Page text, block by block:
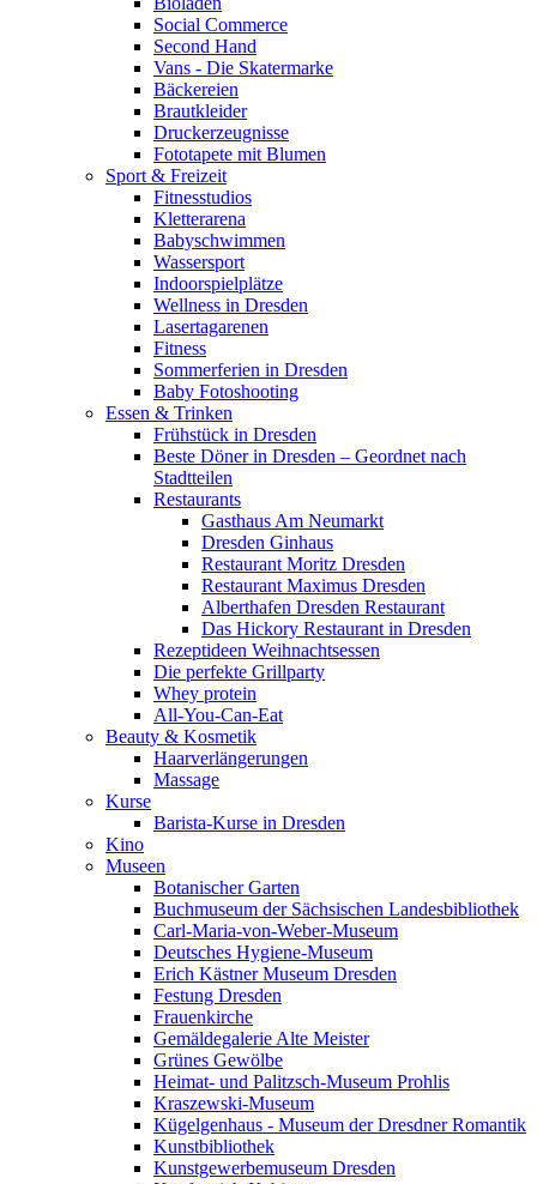
Social Commerce
Second Hand
Vans - Die Skatermarke
Bäckereien
Brautkleider
Druckerzeugnisse
Fototapete mit Blumen
Sport & Freizeit
Fitnesstudios
Kletterarena
Babyschwimmen
Wassersport
Indoorspielplätze
Wellness in Dresden
Lasertagarenen
Fitness
Sommerferien in Dresden
Baby Fotoshooting
Essen & Trinken
Frühstück in Dresden
Beste Döner in Dresden – Geordnet nach
Stadtteilen
Restaurants
Gasthaus Am Neumarkt
Dresden Ginhaus
Restaurant Moritz Dresden
Restaurant Maximus Dresden
Alberthafen Dresden Restaurant
Das Hickory Restaurant in Dresden
Rezeptideen Weihnachtsessen
Die perfekte Grillparty
Whey protein
All-You-Can-Eat
Beauty & Kosmetik
Haarverlängerungen
Massage
Kurse
Barista-Kurse in Dresden
Kino
Museen
Botanischer Garten
Buchmuseum der Sächsischen Landesbibliothek
Carl-Maria-von-Weber-Museum
Deutsches Hygiene-Museum
Erich Kästner Museum Dresden
Festung Dresden
Frauenkirche
Gemäldegalerie Alte Meister
Grünes Gewölbe
Heimat- und Palitzsch-Museum Prohlis
Kraszewski-Museum
Kügelgenhaus - Museum der Dresdner Romantik
Kunstbibliothek
Kunstgewerbemuseum Dresden